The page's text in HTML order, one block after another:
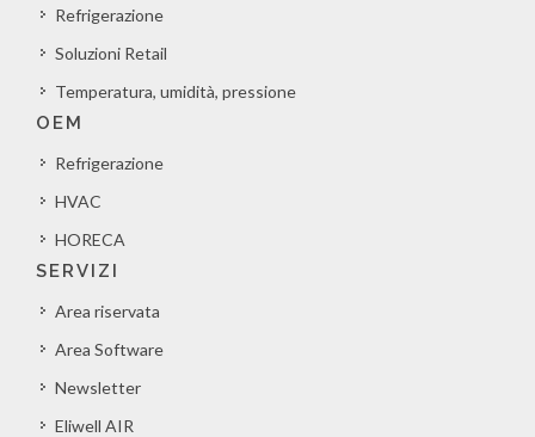
Refrigerazione
Soluzioni Retail
Temperatura, umidità, pressione
OEM
Refrigerazione
HVAC
HORECA
SERVIZI
Area riservata
Area Software
Newsletter
Eliwell AIR